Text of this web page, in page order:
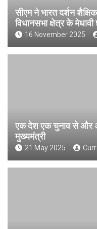
सीएम ने भारत दर्शन
विधानसभा क्षेत्र के
16 November 2025
एक देश एक चुनाव से और
मुख्यमंत्री
21 May 2025